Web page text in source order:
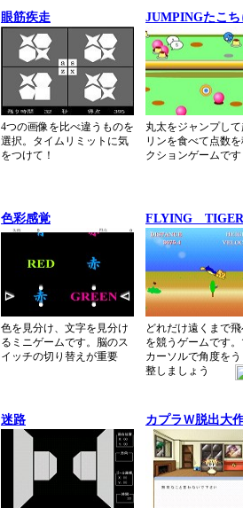
眼筋疾走
4つの画像を比べ違うものを
選択。タイムリミットに気
をつけて！
JUMPINGたこち
丸太をジャンプし
リンを食べて点数
クションゲームです
色彩感覚
色を見分け、文字を見分け
るミニゲームです。脳のス
イッチの切り替えが重要
FLYING TIGER
どれだけ遠くまで
を競うゲームです
カーソルで角度を
整しましょう
迷路 カプラＷ脱出大